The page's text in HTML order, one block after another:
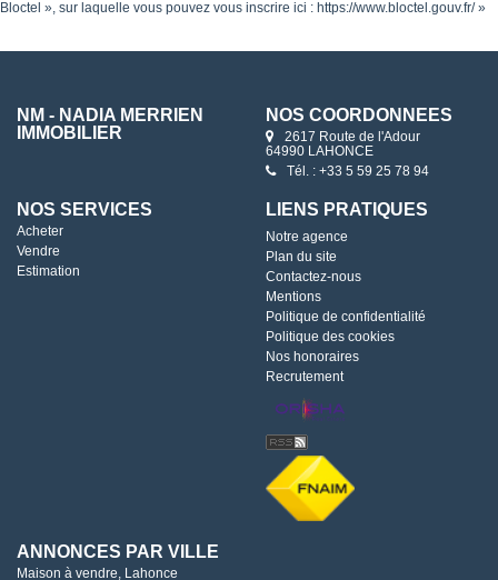
Bloctel », sur laquelle vous pouvez vous inscrire ici : https://www.bloctel.gouv.fr/»
NM - NADIA MERRIEN
IMMOBILIER
NOS COORDONNÉES
2617 Route de l'Adour
64990 LAHONCE
Tél. : +33 5 59 25 78 94
NOS SERVICES
Acheter
Vendre
Estimation
LIENS PRATIQUES
Notre agence
Plan du site
Contactez-nous
Mentions
Politique de confidentialité
Politique des cookies
Nos honoraires
Recrutement
ANNONCES PAR VILLE
Maison à vendre, Lahonce